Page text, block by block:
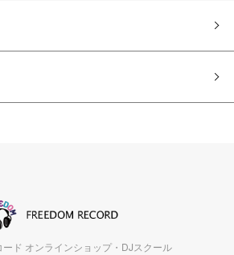
ード オンラインショップ・DJスクール